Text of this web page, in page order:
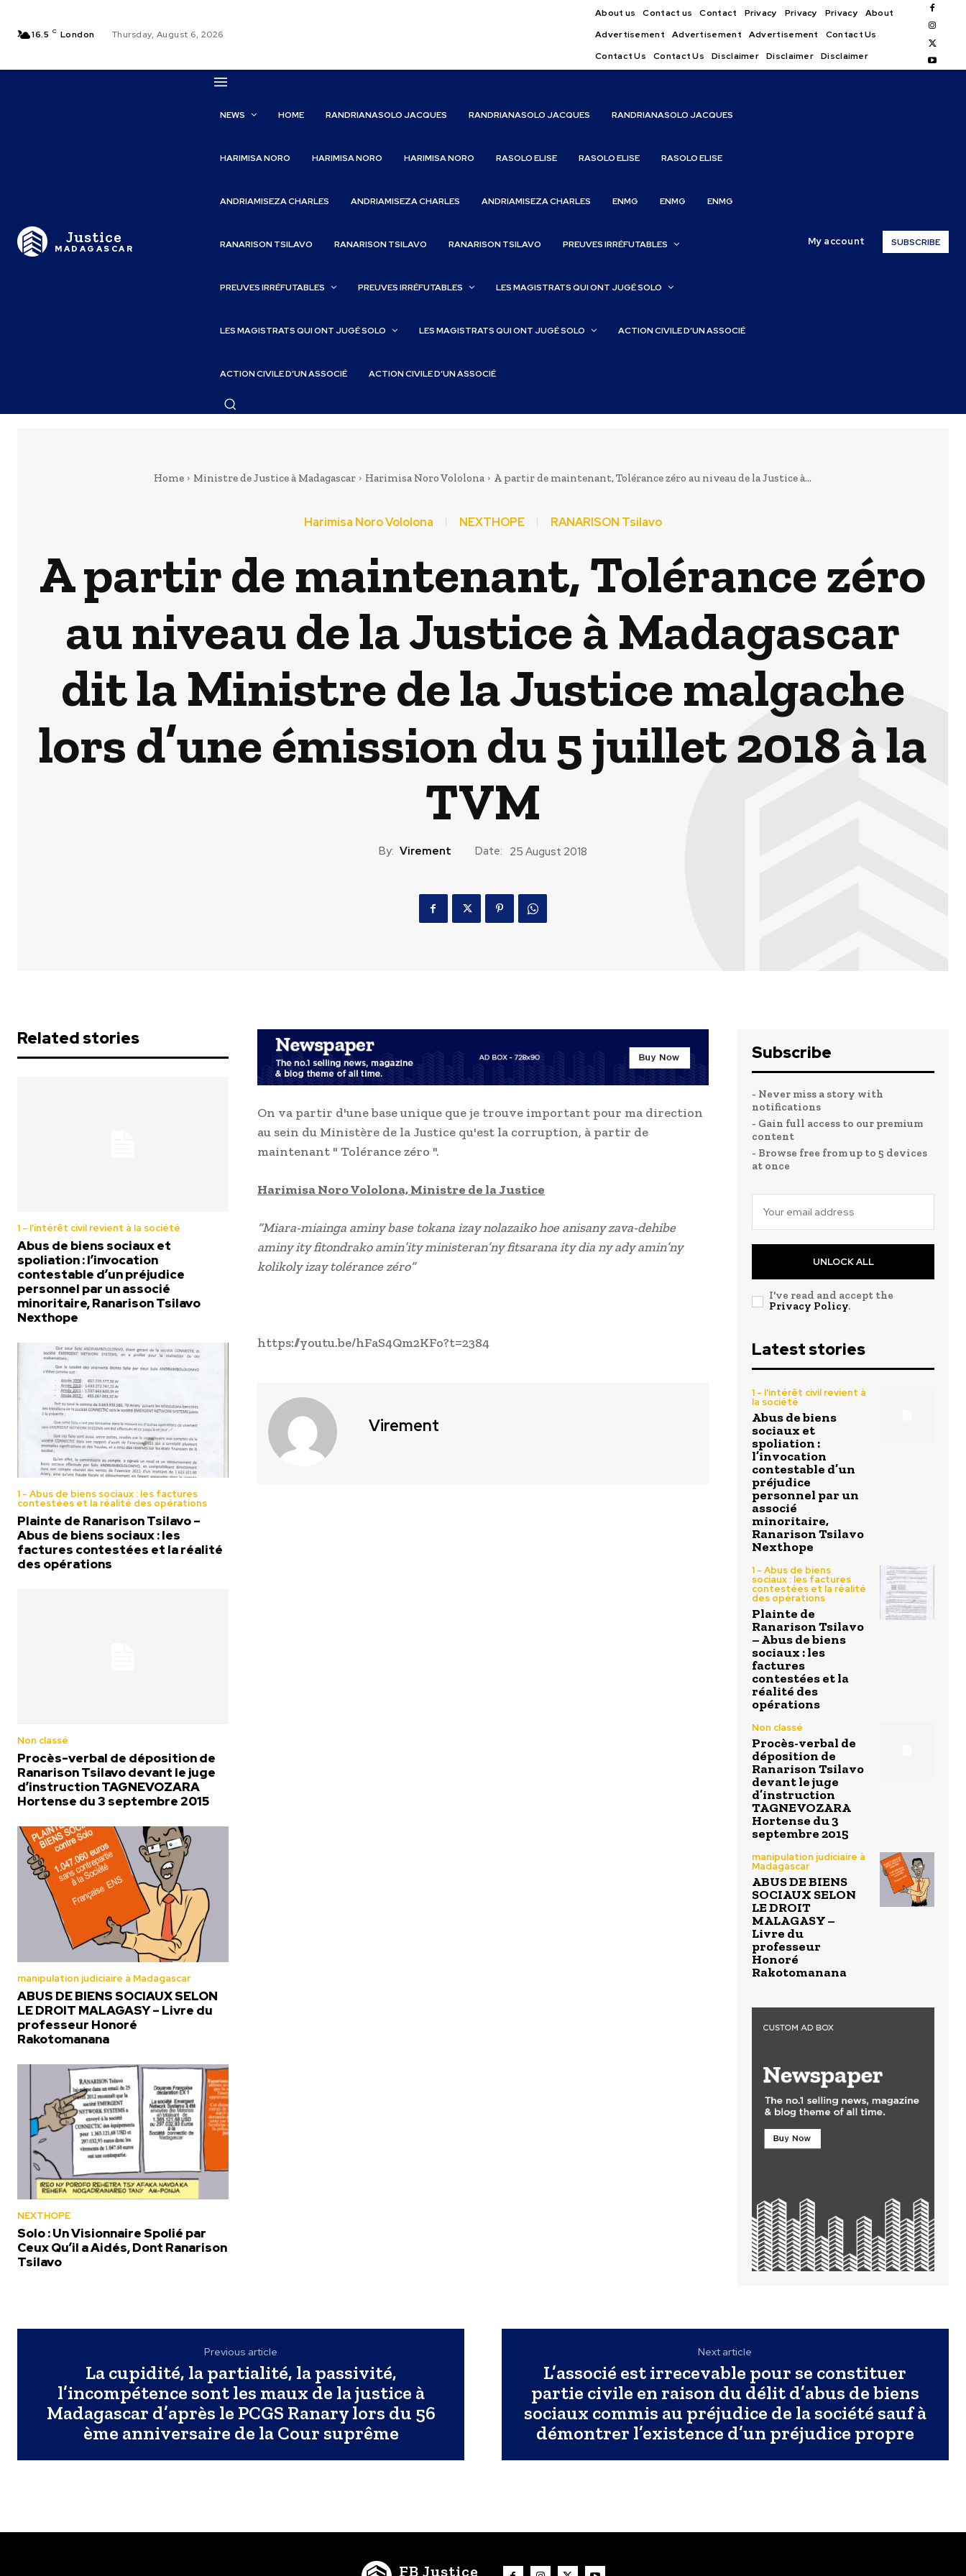
16.5 C London Thursday, August 6, 2026
About us Contact us Contact Privacy Privacy Privacy
About
Advertisement
Advertisement Advertisement
Contact Us
Contact Us
Contact Us Disclaimer Disclaimer Disclaimer
Justice
MADAGASCAR
NEWS HOME RANDRIANASOLO JACQUES RANDRIANASOLO JACQUES RANDRIANASOLO JACQUES
HARIMISA NORO HARIMISA NORO HARIMISA NORO RASOLO ELISE RASOLO ELISE RASOLO ELISE
ANDRIAMISEZA CHARLES ANDRIAMISEZA CHARLES ANDRIAMISEZA CHARLES ENMG ENMG ENMG
RANARISON TSILAVO RANARISON TSILAVO RANARISON TSILAVO PREUVES IRRÉFUTABLES
PREUVES IRRÉFUTABLES PREUVES IRRÉFUTABLES LES MAGISTRATS QUI ONT JUGÉ SOLO
LES MAGISTRATS QUI ONT JUGÉ SOLO LES MAGISTRATS QUI ONT JUGÉ SOLO ACTION CIVILE D’UN ASSOCIÉ
ACTION CIVILE D’UN ASSOCIÉ ACTION CIVILE D’UN ASSOCIÉ
My account SUBSCRIBE
Home Ministre de Justice à Madagascar Harimisa Noro Vololona A partir de maintenant, Tolérance zéro au niveau de la Justice à...
Harimisa Noro Vololona NEXTHOPE RANARISON Tsilavo
A partir de maintenant, Tolérance zéro
au niveau de la Justice à Madagascar
dit la Ministre de la Justice malgache
lors d’une émission du 5 juillet 2018 à la
TVM
By: Virement Date: 25 August 2018
Related stories
1 - l'intérêt civil revient à la société
Abus de biens sociaux et
spoliation : l’invocation
contestable d’un préjudice
personnel par un associé
minoritaire, Ranarison Tsilavo
Nexthope
1 - Abus de biens sociaux : les factures
contestées et la réalité des opérations
Plainte de Ranarison Tsilavo –
Abus de biens sociaux : les
factures contestées et la réalité
des opérations
Non classé
Procès-verbal de déposition de
Ranarison Tsilavo devant le juge
d’instruction TAGNEVOZARA
Hortense du 3 septembre 2015
manipulation judiciaire à Madagascar
ABUS DE BIENS SOCIAUX SELON
LE DROIT MALAGASY – Livre du
professeur Honoré
Rakotomanana
NEXTHOPE
Solo : Un Visionnaire Spolié par
Ceux Qu’il a Aidés, Dont Ranarison
Tsilavo
On va partir d'une base unique que je trouve important pour ma direction
au sein du Ministère de la Justice qu'est la corruption, à partir de
maintenant " Tolérance zéro ".
Harimisa Noro Vololona, Ministre de la Justice
“Miara-miainga aminy base tokana izay nolazaiko hoe anisany zava-dehibe
aminy ity fitondrako amin’ity ministeran’ny fitsarana ity dia ny ady amin’ny
kolikoly izay tolérance zéro”
https://youtu.be/hFaS4Qm2KFo?t=2384
Virement
Subscribe
- Never miss a story with
notifications
- Gain full access to our premium
content
- Browse free from up to 5 devices
at once
UNLOCK ALL
I've read and accept the
Privacy Policy.
Latest stories
1 - l'intérêt civil revient à
la société
Abus de biens
sociaux et
spoliation :
l’invocation
contestable d’un
préjudice
personnel par un
associé
minoritaire,
Ranarison Tsilavo
Nexthope
1 - Abus de biens
sociaux : les factures
contestées et la réalité
des opérations
Plainte de
Ranarison Tsilavo
– Abus de biens
sociaux : les
factures
contestées et la
réalité des
opérations
Non classé
Procès-verbal de
déposition de
Ranarison Tsilavo
devant le juge
d’instruction
TAGNEVOZARA
Hortense du 3
septembre 2015
manipulation judiciaire à
Madagascar
ABUS DE BIENS
SOCIAUX SELON
LE DROIT
MALAGASY –
Livre du
professeur
Honoré
Rakotomanana
Previous article
La cupidité, la partialité, la passivité,
l’incompétence sont les maux de la justice à
Madagascar d’après le PCGS Ranary lors du 56
ème anniversaire de la Cour suprême
Next article
L’associé est irrecevable pour se constituer
partie civile en raison du délit d’abus de biens
sociaux commis au préjudice de la société sauf à
démontrer l’existence d’un préjudice propre
FB Justice